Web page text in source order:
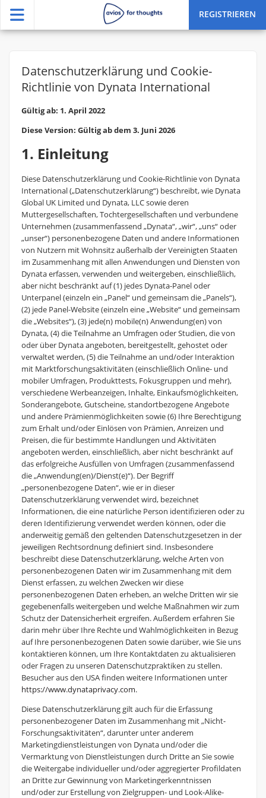
REGISTRIEREN
Datenschutzerklärung und Cookie-
Richtlinie von Dynata International
Gültig ab: 1. April 2022
Diese Version: Gültig ab dem 3. Juni 2026
1. Einleitung
Diese Datenschutzerklärung und Cookie-Richtlinie von Dynata
International („Datenschutzerklärung“) beschreibt, wie Dynata
Global UK Limited und Dynata, LLC sowie deren
Muttergesellschaften, Tochtergesellschaften und verbundene
Unternehmen (zusammenfassend „Dynata“, „wir“, „uns“ oder
„unser“) personenbezogene Daten und andere Informationen
von Nutzern mit Wohnsitz außerhalb der Vereinigten Staaten
im Zusammenhang mit allen Anwendungen und Diensten von
Dynata erfassen, verwenden und weitergeben, einschließlich,
aber nicht beschränkt auf (1) jedes Dynata-Panel oder
Unterpanel (einzeln ein „Panel“ und gemeinsam die „Panels“),
(2) jede Panel-Website (einzeln eine „Website“ und gemeinsam
die „Websites“), (3) jede(n) mobile(n) Anwendung(en) von
Dynata, (4) die Teilnahme an Umfragen oder Studien, die von
oder über Dynata angeboten, bereitgestellt, gehostet oder
verwaltet werden, (5) die Teilnahme an und/oder Interaktion
mit Marktforschungsaktivitäten (einschließlich Online- und
mobiler Umfragen, Produkttests, Fokusgruppen und mehr),
verschiedene Werbeanzeigen, Inhalte, Einkaufsmöglichkeiten,
Sonderangebote, Gutscheine, standortbezogene Angebote
und andere Prämienmöglichkeiten sowie (6) Ihre Berechtigung
zum Erhalt und/oder Einlösen von Prämien, Anreizen und
Preisen, die für bestimmte Handlungen und Aktivitäten
angeboten werden, einschließlich, aber nicht beschränkt auf
das erfolgreiche Ausfüllen von Umfragen (zusammenfassend
die „Anwendung(en)/Dienst(e)“). Der Begriff
„personenbezogene Daten“, wie er in dieser
Datenschutzerklärung verwendet wird, bezeichnet
Informationen, die eine natürliche Person identifizieren oder zu
deren Identifizierung verwendet werden können, oder die
anderweitig gemäß den geltenden Datenschutzgesetzen in der
jeweiligen Rechtsordnung definiert sind. Insbesondere
beschreibt diese Datenschutzerklärung, welche Arten von
personenbezogenen Daten wir im Zusammenhang mit dem
Dienst erfassen, zu welchen Zwecken wir diese
personenbezogenen Daten erheben, an welche Dritten wir sie
gegebenenfalls weitergeben und welche Maßnahmen wir zum
Schutz der Datensicherheit ergreifen. Außerdem erfahren Sie
darin mehr über Ihre Rechte und Wahlmöglichkeiten in Bezug
auf Ihre personenbezogenen Daten sowie darüber, wie Sie uns
kontaktieren können, um Ihre Kontaktdaten zu aktualisieren
oder Fragen zu unseren Datenschutzpraktiken zu stellen.
Besucher aus den USA finden weitere Informationen unter
https://www.dynataprivacy.com.
Diese Datenschutzerklärung gilt auch für die Erfassung
personenbezogener Daten im Zusammenhang mit „Nicht-
Forschungsaktivitäten“, darunter unter anderem
Marketingdienstleistungen von Dynata und/oder die
Vermarktung von Dienstleistungen durch Dritte an Sie sowie
die Weitergabe individueller und/oder aggregierter Profildaten
an Dritte zur Gewinnung von Marketingerkenntnissen
und/oder zur Erstellung von Zielgruppen- und Look-Alike-